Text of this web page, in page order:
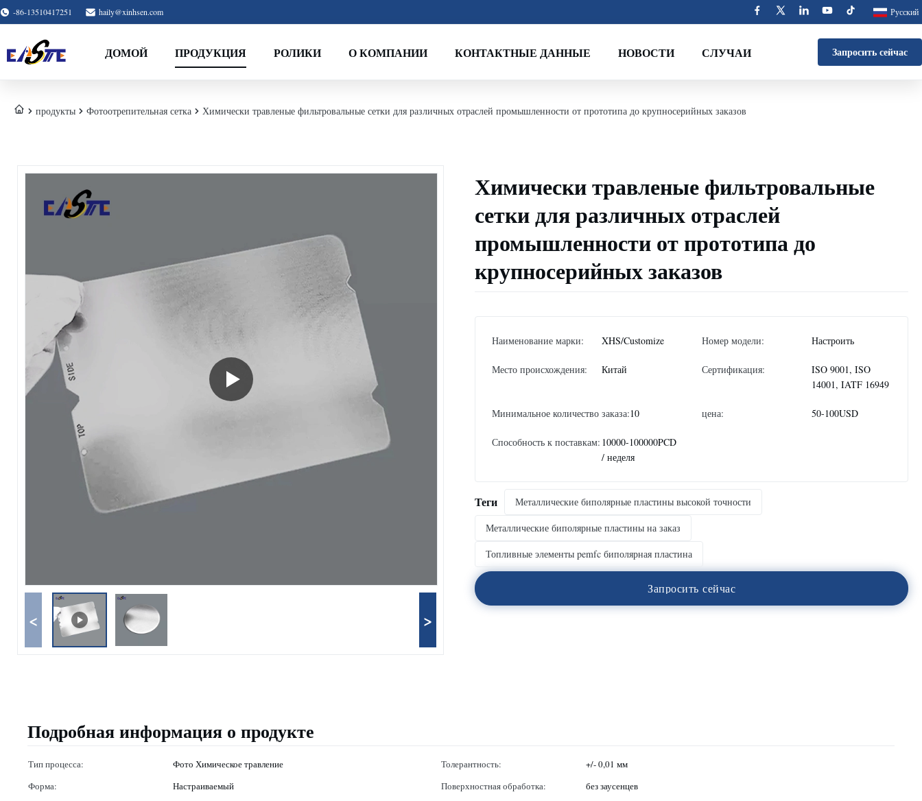
-86-13510417251 haily@xinhsen.com Русский
ДОМОЙ ПРОДУКЦИЯ РОЛИКИ О КОМПАНИИ КОНТАКТНЫЕ ДАННЫЕ НОВОСТИ СЛУЧАИ Запросить сейчас
продукты Фотоотрепительная сетка Химически травленые фильтровальные сетки для различных отраслей промышленности от прототипа до крупносерийных заказов
< >
Химически травленые фильтровальные
сетки для различных отраслей
промышленности от прототипа до
крупносерийных заказов
Наименование марки: XHS/Customize Номер модели: Настроить
Место происхождения: Китай Сертификация:
ISO 9001, ISO
14001, IATF 16949
Минимальное количество заказа:10 цена: 50-100USD
Способность к поставкам: 10000-100000PCD
/ неделя
Теги
Металлические биполярные пластины высокой точности
Металлические биполярные пластины на заказ
Топливные элементы pemfc биполярная пластина
Запросить сейчас
Подробная информация о продукте
Тип процесса: Фото Химическое травление Толерантность:
+/- 0,01 мм
Форма:
Настраиваемый Поверхностная обработка:
без заусенцев